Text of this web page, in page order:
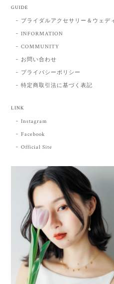
GUIDE
ブライダルアクセサリー＆ウェデ
INFORMATION
COMMUNITY
お問い合わせ
プライバシーポリシー
特定商取引法に基づく表記
LINK
Instagram
Facebook
Official Site